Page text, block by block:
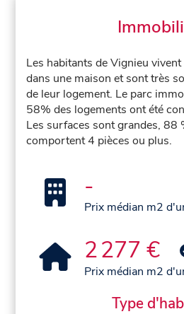
Les habitants de Vignieu
dans une maison et sont très
de leur logement. Le parc
58% des logements ont été
Les surfaces sont grandes, 88
comportent 4 pièces ou plus.
-
Prix médian m2
2 277 €
Prix médian m2
Type